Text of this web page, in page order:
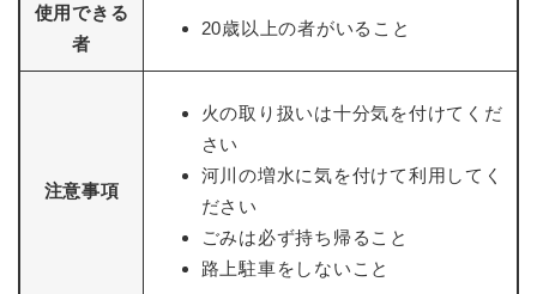
使用できる
者
20歳以上の者がいること
注意事項
火の取り扱いは十分気を付けてくだ
さい
河川の増水に気を付けて利用してく
ださい
ごみは必ず持ち帰ること
路上駐車をしないこと